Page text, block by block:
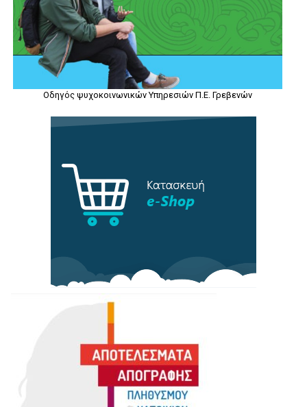
Οδηγός ψυχοκοινωνικών Υπηρεσιών Π.Ε. Γρεβενών